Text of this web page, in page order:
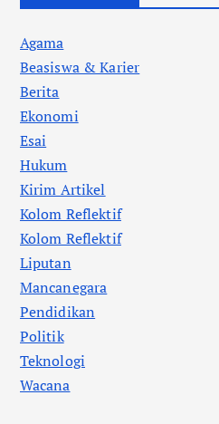
Agama
Beasiswa & Karier
Berita
Ekonomi
Esai
Hukum
Kirim Artikel
Kolom Reflektif
Kolom Reflektif
Liputan
Mancanegara
Pendidikan
Politik
Teknologi
Wacana